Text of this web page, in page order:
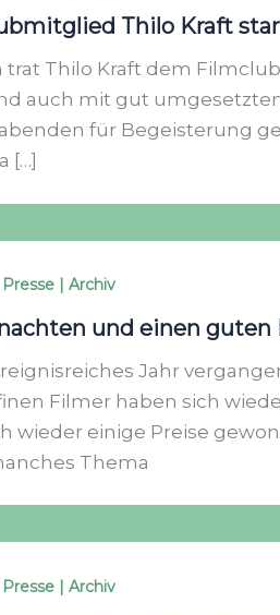
Thilo Kraft
trat Thilo Kraft dem
auch mit gut
für Begeisterung
[…]
Presse | Archiv
und einen guten
Jahr
Filmer haben sich
wieder einige Preise
Thema
Presse | Archiv